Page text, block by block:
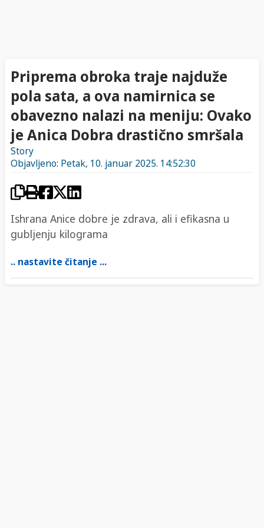
Priprema obroka traje najduže
pola sata, a ova namirnica se
obavezno nalazi na meniju: Ovako
je Anica Dobra drastično smršala
Story
Objavljeno: Petak, 10. januar 2025. 14:52:30
Ishrana Anice dobre je zdrava, ali i efikasna u
gubljenju kilograma
.. nastavite čitanje ...